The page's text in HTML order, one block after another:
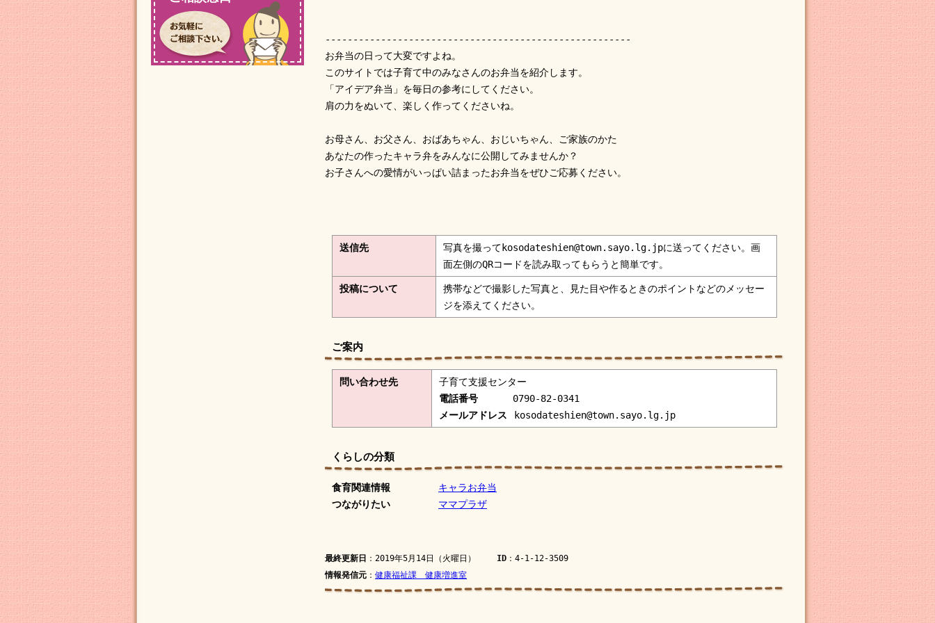
-------------------------------------------------------
お弁当の日って大変ですよね。
このサイトでは子育て中のみなさんのお弁当を紹介します。
「アイデア弁当」を毎日の参考にしてください。
肩の力をぬいて、楽しく作ってくださいね。
お母さん、お父さん、おばあちゃん、おじいちゃん、ご家族のかた
あなたの作ったキャラ弁をみんなに公開してみませんか？
お子さんへの愛情がいっぱい詰まったお弁当をぜひご応募ください。
送信先
写真を撮ってkosodateshien@town.sayo.lg.jpに送ってください。画
面左側のQRコードを読み取ってもらうと簡単です。
投稿について
携帯などで撮影した写真と、見た目や作るときのポイントなどのメッセー
ジを添えてください。
ご案内
問い合わせ先
子育て支援センター
電話番号
0790-82-0341
メールアドレス
kosodateshien@town.sayo.lg.jp
くらしの分類
食育関連情報
キャラお弁当
つながりたい
ママプラザ
最終更新日 ：2019年5月14日（火曜日） ID ：4-1-12-3509
情報発信元 ： 健康福祉課 健康増進室